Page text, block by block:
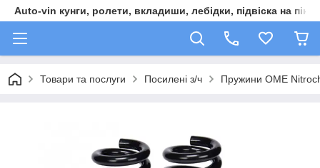
Auto-vin кунги, ролети, вкладиши, лебідки, підвіска на пікап
Товари та послуги Посилені з/ч Пружини OME